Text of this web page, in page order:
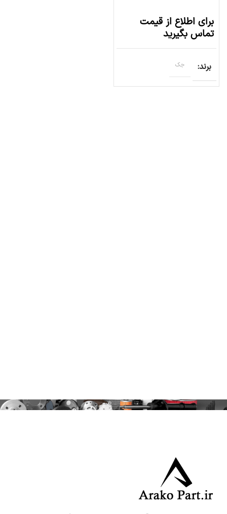
برای اطلاع از قیمت
تماس بگیرید
برند جک